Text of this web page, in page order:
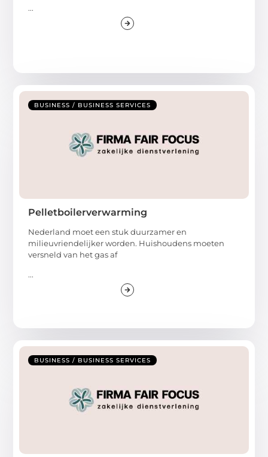
...
BUSINESS / BUSINESS SERVICES
Pelletboilerverwarming
Nederland moet een stuk duurzamer en
milieuvriendelijker worden. Huishoudens moeten
versneld van het gas af
...
BUSINESS / BUSINESS SERVICES